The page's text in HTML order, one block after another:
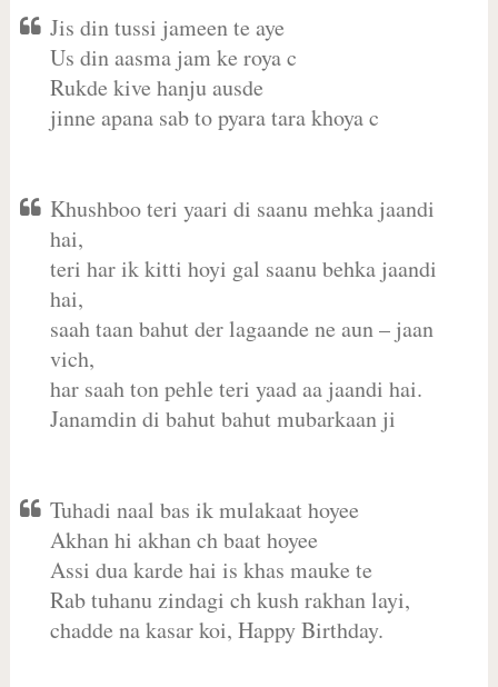
Jis din tussi jameen te aye
Us din aasma jam ke roya c
Rukde kive hanju ausde
jinne apana sab to pyara tara khoya c
Khushboo teri yaari di saanu mehka jaandi
hai,
teri har ik kitti hoyi gal saanu behka jaandi
hai,
saah taan bahut der lagaande ne aun – jaan
vich,
har saah ton pehle teri yaad aa jaandi hai.
Janamdin di bahut bahut mubarkaan ji
Tuhadi naal bas ik mulakaat hoyee
Akhan hi akhan ch baat hoyee
Assi dua karde hai is khas mauke te
Rab tuhanu zindagi ch kush rakhan layi,
chadde na kasar koi, Happy Birthday.